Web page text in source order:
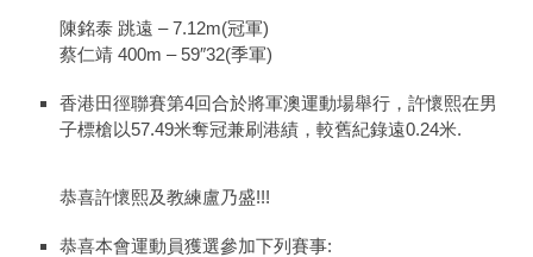
陳銘泰 跳遠 – 7.12m(冠軍)
蔡仁靖 400m – 59″32(季軍)
香港田徑聯賽第4回合於將軍澳運動場舉行，許懷熙在男
子標槍以57.49米奪冠兼刷港績，較舊紀錄遠0.24米.
恭喜許懷熙及教練盧乃盛!!!
恭喜本會運動員獲選參加下列賽事: